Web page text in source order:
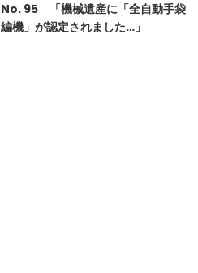
No. 95 「機械遺産に「全自動手袋
編機」が認定されました…」